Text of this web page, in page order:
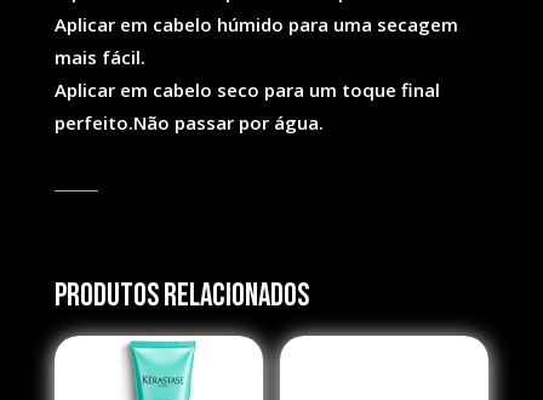
Aplicar em cabelo húmido para uma secagem
mais fácil.
Aplicar em cabelo seco para um toque final
perfeito.Não passar por água.
Produtos Relacionados